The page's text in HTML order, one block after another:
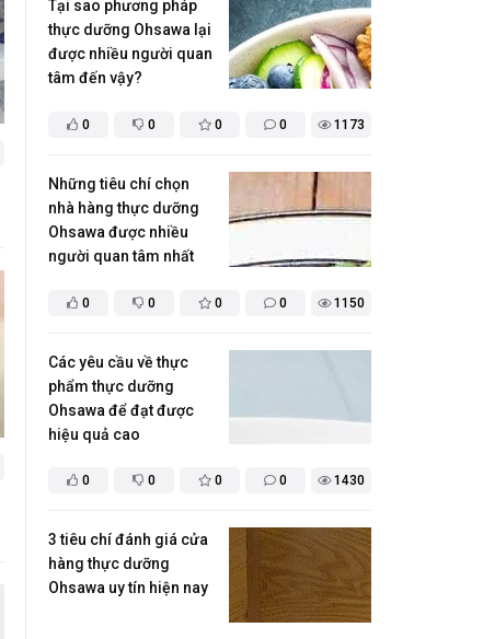
0 0 0 0 1173
Tại sao phương pháp
thực dưỡng Ohsawa lại
được nhiều người quan
tâm đến vậy?
0 0 0 0 1150
Những tiêu chí chọn
nhà hàng thực dưỡng
Ohsawa được nhiều
người quan tâm nhất
0 0 0 0 1430
Các yêu cầu về thực
phẩm thực dưỡng
Ohsawa để đạt được
hiệu quả cao
3 tiêu chí đánh giá cửa
hàng thực dưỡng
Ohsawa uy tín hiện nay